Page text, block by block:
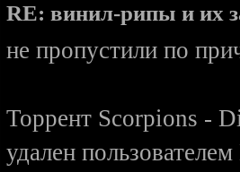
RE: винил-рипы и их
не пропустили по
Торрент Scorpions -
удален